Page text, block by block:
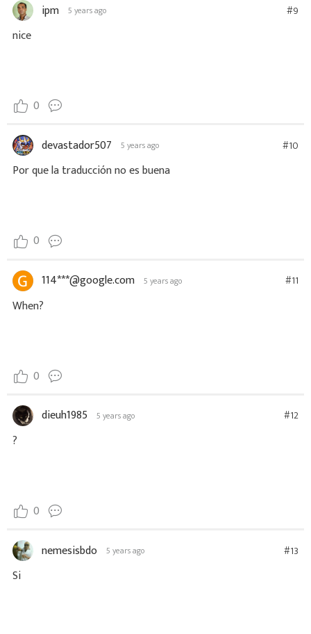
ipm 5 years ago #9
nice
0
devastador507 5 years ago #10
Por que la traducción no es buena
0
114***@google.com 5 years ago #11
When?
0
dieuh1985 5 years ago #12
?
0
nemesisbdo 5 years ago #13
Si